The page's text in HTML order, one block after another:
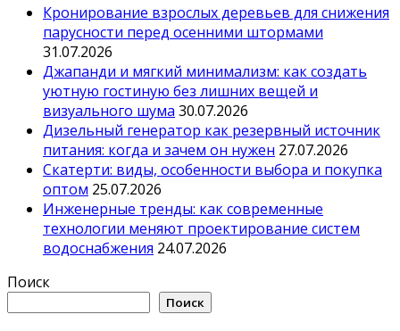
Кронирование взрослых деревьев для снижения
парусности перед осенними штормами
31.07.2026
Джапанди и мягкий минимализм: как создать
уютную гостиную без лишних вещей и
визуального шума 30.07.2026
Дизельный генератор как резервный источник
питания: когда и зачем он нужен 27.07.2026
Скатерти: виды, особенности выбора и покупка
оптом 25.07.2026
Инженерные тренды: как современные
технологии меняют проектирование систем
водоснабжения 24.07.2026
Поиск
Поиск